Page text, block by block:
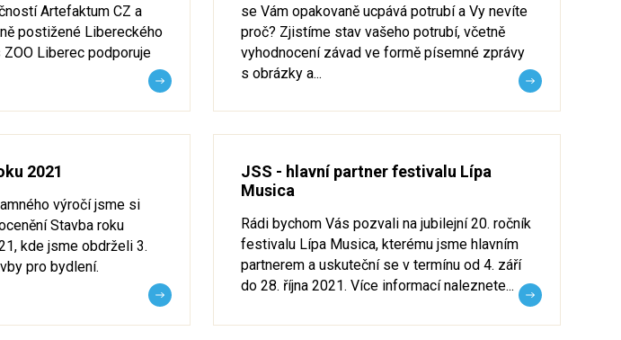
Artefaktum CZ a
postižené Libereckého
Liberec podporuje
se Vám opakovaně ucpává potrubí a Vy nevíte
proč? Zjistíme stav vašeho potrubí, včetně
vyhodnocení závad ve formě písemné zprávy
s obrázky a...
2021
výročí jsme si
Stavba roku
kde jsme obdrželi 3.
pro bydlení.
JSS - hlavní partner festivalu Lípa
Musica
Rádi bychom Vás pozvali na jubilejní 20. ročník
festivalu Lípa Musica, kterému jsme hlavním
partnerem a uskuteční se v termínu od 4. září
do 28. října 2021. Více informací naleznete...